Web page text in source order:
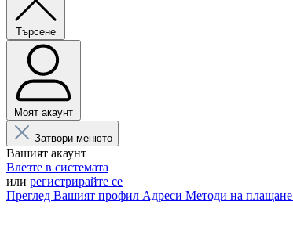
Търсене
Моят акаунт
Затвори менюто
Вашият акаунт
Влезте в системата
или регистрирайте се
Преглед Вашият профил Адреси Методи на плащане